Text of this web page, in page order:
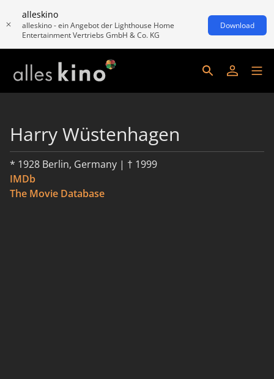
alleskino
alleskino - ein Angebot der Lighthouse Home
Entertainment Vertriebs GmbH & Co. KG
Download
Harry Wüstenhagen
* 1928 Berlin, Germany | † 1999
IMDb
The Movie Database